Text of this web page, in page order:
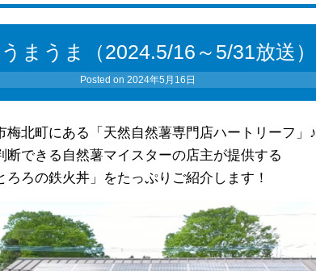
まうま（2024.5/16～5/31放送）
Posted on2024年5月16日
梅北町にある「天然自然薯専門店ハートリーフ」♪
断できる自然薯マイスターの店主が提供する
ろろの鉄火丼」をたっぷりご紹介します！